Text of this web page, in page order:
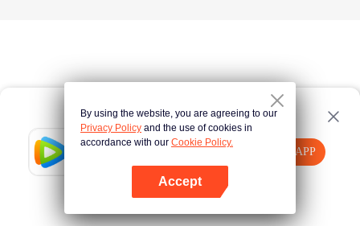
Tencent Video
เปิด APP
คลิกที่นี่ ลองใหม่อีกครั้ง
By using the website, you are agreeing to our
Privacy Policy and the use of cookies in
accordance with our Cookie Policy.
Accept